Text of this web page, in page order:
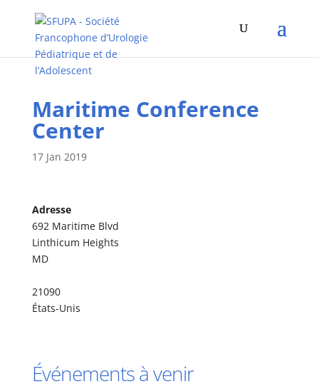
Maritime Conference
Center
17 Jan 2019
Adresse
692 Maritime Blvd
Linthicum Heights
MD
21090
États-Unis
Événements à venir